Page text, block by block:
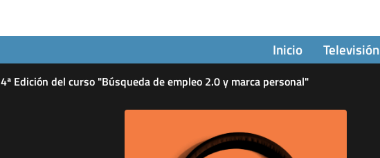
Inicio Televisión
4ª Edición del curso "Búsqueda de empleo 2.0 y marca personal"